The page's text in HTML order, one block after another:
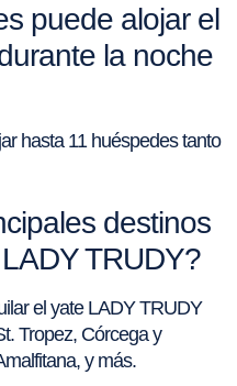
puede alojar el
la noche
hasta 11 huéspedes tanto
destinos
TRUDY?
el yate LADY TRUDY
Tropez, Córcega y
y más.